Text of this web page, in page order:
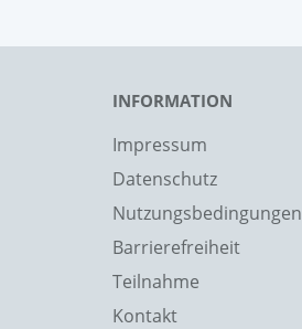
INFORMATION
Impressum
Datenschutz
Nutzungsbedingungen
Barrierefreiheit
Teilnahme
Kontakt